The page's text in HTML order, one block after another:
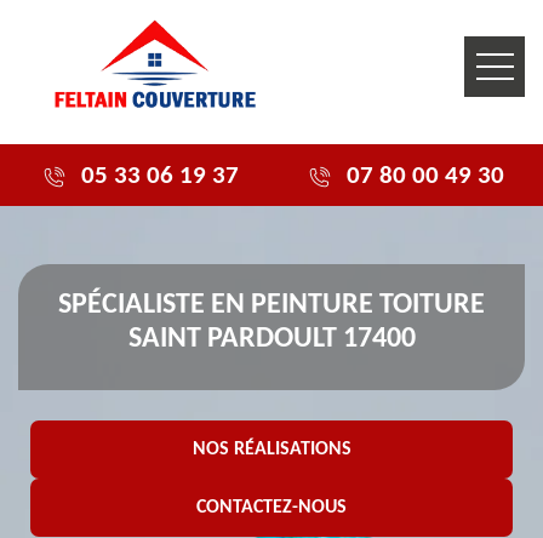
05 33 06 19 37 07 80 00 49 30
SPÉCIALISTE EN PEINTURE TOITURE
SAINT PARDOULT 17400
NOS RÉALISATIONS
CONTACTEZ-NOUS